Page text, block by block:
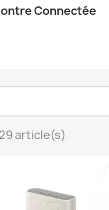
Connectée
article(s)